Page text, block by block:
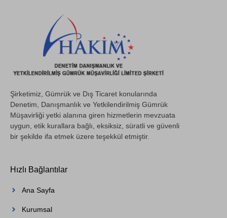
Şirketimiz, Gümrük ve Dış Ticaret konularında
Denetim, Danışmanlık ve Yetkilendirilmiş Gümrük
Müşavirliği yetki alanına giren hizmetlerin mevzuata
uygun, etik kurallara bağlı, eksiksiz, süratli ve güvenli
bir şekilde ifa etmek üzere teşekkül etmiştir.
Hızlı Bağlantılar
Ana Sayfa
Kurumsal